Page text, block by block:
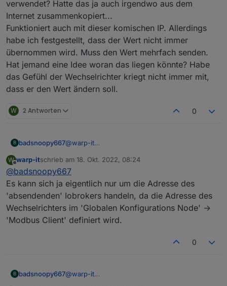
verwendet? Hatte das ja auch irgendwo aus dem
Internet zusammenkopiert...
Funktioniert auch mit dieser komischen IP. Allerdings
habe ich festgestellt, dass der Wert nicht immer
übernommen wird. Muss den Wert mehrfach senden.
Hat jemand eine Idee woran das liegen könnte? Habe
das Gefühl der Wechselrichter kriegt nicht immer mit,
dass er den Wert ändern soll.
W 2 Antworten 0
B badsnoopy667@warp-it
zugeben, ich kann es Dir gar nicht sagen. Die IP
die bei mir eingetragen ist, entspricht gar nicht
meinem IP-Range. Ich vermute, die IP wird in
der Funktion gar nicht verwendet? Hatte das ja
auch irgendwo aus dem Internet
zusammenkopiert...
Funktioniert auch mit dieser komischen IP.
nicht immer übernommen wird. Muss den Wert
den Wert ändern soll.
W
Offline
warp-itschrieb am 18. Okt. 2022, 08:24
zuletzt editiert von
@badsnoopy667
Es kann sich ja eigentlich nur um die Adresse des
'absendenden' Iobrokers handeln, da die Adresse des
Wechselrichters im 'Globalen Konfigurations Node' ->
'Modbus Client' definiert wird.
0
B badsnoopy667@warp-it